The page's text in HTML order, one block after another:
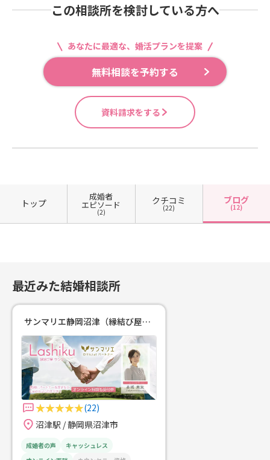
－－っく！！お幸せにヾ(≧▽≦)ﾉ
けサプライズを練りに練っていると
っかりと向き合ってこられた結果だ
と私は思っています。また作戦会議
中に会『そうしたら僕プロポーズ成
功したら退会ってことですよ
ね！？』私「そうですよ(笑)」会
『そっかぁ、なんだか寂しいな…』
(´；ω；`)ｳｩｩ✨なんと嬉しいお言
ます(*´ω｀*)お二人にとって一生の
思い出となるプロポーズになります
よう心から応援しております♡
この相談所を検討している方へ
あなたに最適な、婚活プランを提案
無料相談を予約する
資料請求をする
トップ
成婚者
エピソード
(2)
クチコミ
(22)
ブログ
(12)
最近みた結婚相談所
サンマリエ静岡沼津（縁結び屋Lashiku）
(22)
沼津駅 / 静岡県沼津市
成婚者の声
キャッシュレス